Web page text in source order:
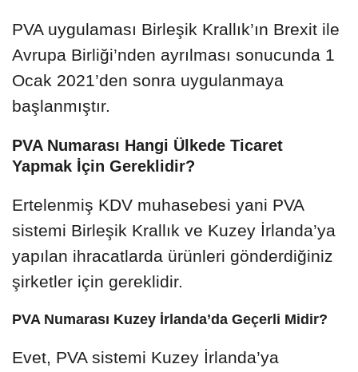
PVA uygulaması Birleşik Krallık’ın Brexit ile
Avrupa Birliği’nden ayrılması sonucunda 1
Ocak 2021’den sonra uygulanmaya
başlanmıştır.
PVA Numarası Hangi Ülkede Ticaret
Yapmak İçin Gereklidir?
Ertelenmiş KDV muhasebesi yani PVA
sistemi Birleşik Krallık ve Kuzey İrlanda’ya
yapılan ihracatlarda ürünleri gönderdiğiniz
şirketler için gereklidir.
PVA Numarası Kuzey İrlanda’da Geçerli Midir?
Evet, PVA sistemi Kuzey İrlanda’ya